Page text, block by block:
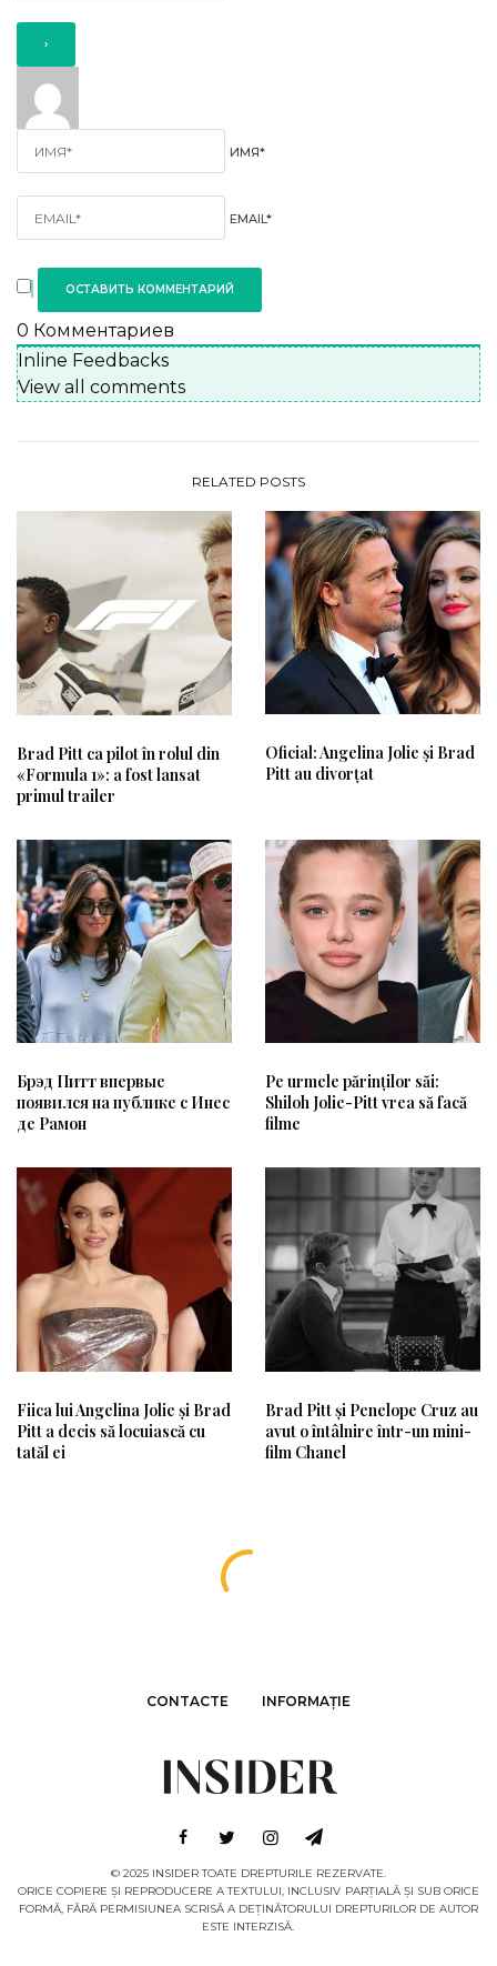
ИМЯ*
EMAIL*
0 Комментариев
Inline Feedbacks
View all comments
RELATED POSTS
Brad Pitt ca pilot în rolul din
«Formula 1»: a fost lansat
primul trailer
Oficial: Angelina Jolie și Brad
Pitt au divorțat
Брэд Питт впервые
появился на публике с Инес
де Рамон
Pe urmele părinților săi:
Shiloh Jolie-Pitt vrea să facă
filme
Fiica lui Angelina Jolie și Brad
Pitt a decis să locuiască cu
tatăl ei
Brad Pitt și Penelope Cruz au
avut o întâlnire într-un mini-
film Chanel
CONTACTE INFORMAȚIE
© 2025 INSIDER TOATE DREPTURILE REZERVATE.
ORICE COPIERE ȘI REPRODUCERE A TEXTULUI, INCLUSIV PARȚIALĂ ȘI SUB ORICE
FORMĂ, FĂRĂ PERMISIUNEA SCRISĂ A DEȚINĂTORULUI DREPTURILOR DE AUTOR
ESTE INTERZISĂ.